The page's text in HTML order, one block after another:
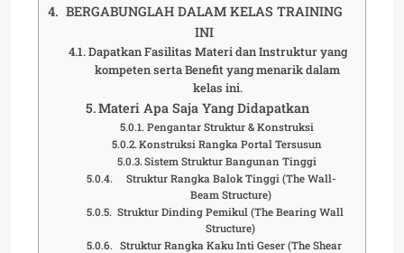
BERGABUNGLAH DALAM KELAS TRAINING
INI
Dapatkan Fasilitas Materi dan Instruktur yang
kompeten serta Benefit yang menarik dalam
kelas ini.
Materi Apa Saja Yang Didapatkan
Pengantar Struktur & Konstruksi
Konstruksi Rangka Portal Tersusun
Sistem Struktur Bangunan Tinggi
Struktur Rangka Balok Tinggi (The Wall-
Beam Structure)
Struktur Dinding Pemikul (The Bearing Wall
Structure)
Struktur Rangka Kaku Inti Geser (The Shear